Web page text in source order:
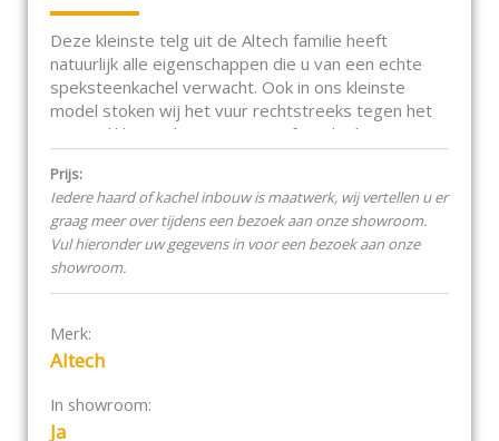
Deze kleinste telg uit de Altech familie heeft
natuurlijk alle eigenschappen die u van een echte
speksteenkachel verwacht. Ook in ons kleinste
model stoken wij het vuur rechtstreeks tegen het
5,5cm dikke speksteen. Dit geeft nadat het vuur is
gedoofd, nog wel 8 uur een
behaaglijke stralingswarmte!
NOBLÈS BASIS
Hoewel de Noblès de kleinste telg uit de Altech
familie is, biedt deze speksteenkachel toch ruimte
aan 40 cm lange houtblokken. Beide modellen zijn
voorzien van een schoon-glas-systeem. Door de
schonere verbranding, is schoorsteenvegen ook
vele malen gemakkelijker!
Prijs:
Iedere haard of kachel inbouw is maatwerk, wij vertellen u er
graag meer over tijdens een bezoek aan onze showroom.
Vul hieronder uw gegevens in voor een bezoek aan onze
showroom.
Merk:
Altech
In showroom:
Ja